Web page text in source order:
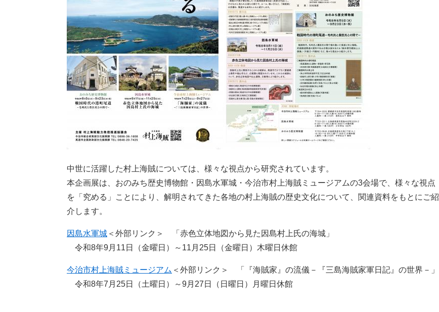
中世に活躍した村上海賊については、様々な視点から研究されています。
本企画展は、おのみち歴史博物館・因島水軍城・今治市村上海賊ミュージアムの3会場で、様々な視点
を「究める」ことにより、解明されてきた各地の村上海賊の歴史文化について、関連資料をもとにご紹
介します。
因島水軍城 ＜外部リンク＞
「赤色立体地図から見た因島村上氏の海城」
令和8年9月11日（金曜日）～11月25日（金曜日）木曜日休館
今治市村上海賊ミュージアム ＜外部リンク＞
「『海賊家』の流儀－『三島海賊家軍日記』の世界－」
令和8年7月25日（土曜日）～9月27日（日曜日）月曜日休館